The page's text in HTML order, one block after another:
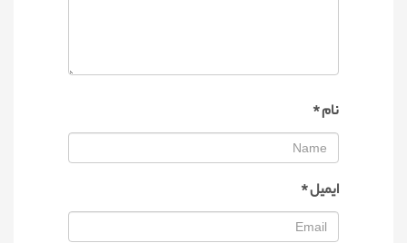
نام*
ایمیل*